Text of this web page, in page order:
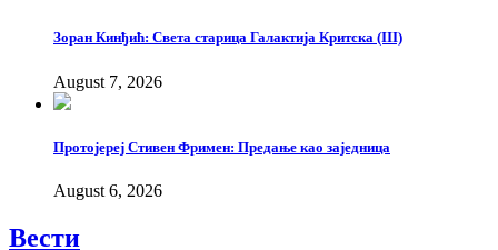
Зоран Кинђић: Света старица Галактија Критска (III)
August 7, 2026
Протојереј Стивен Фримен: Предање као заједница
August 6, 2026
Вести